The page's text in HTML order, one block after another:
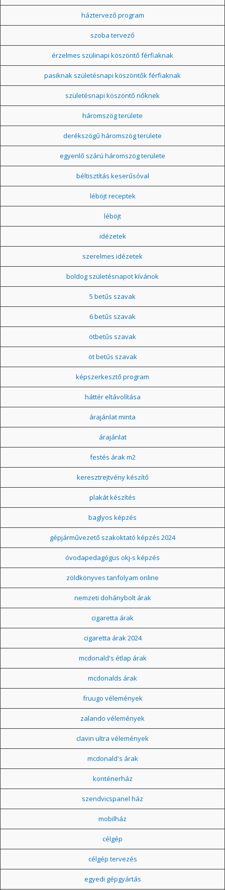
háztervező program
szoba tervező
érzelmes szülinapi köszöntő férfiaknak
pasiknak születésnapi köszöntők férfiaknak
születésnapi köszöntő nőknek
háromszög területe
derékszögű háromszög területe
egyenlő szárú háromszög területe
béltisztítás keserűsóval
léböjt receptek
léböjt
idézetek
szerelmes idézetek
boldog születésnapot kívánok
5 betűs szavak
6 betűs szavak
ötbetűs szavak
öt betűs szavak
képszerkesztő program
háttér eltávolítása
árajánlat minta
árajánlat
festés árak m2
keresztrejtvény készítő
plakát készítés
baglyos képzés
gépjárművezető szakoktató képzés 2024
óvodapedagógus okj-s képzés
zöldkönyves tanfolyam online
nemzeti dohánybolt árak
cigaretta árak
cigaretta árak 2024
mcdonald's étlap árak
mcdonalds árak
fruugo vélemények
zalando vélemények
clavin ultra vélemények
mcdonald's árak
konténerház
szendvicspanel ház
mobilház
célgép
célgép tervezés
egyedi gépgyártás